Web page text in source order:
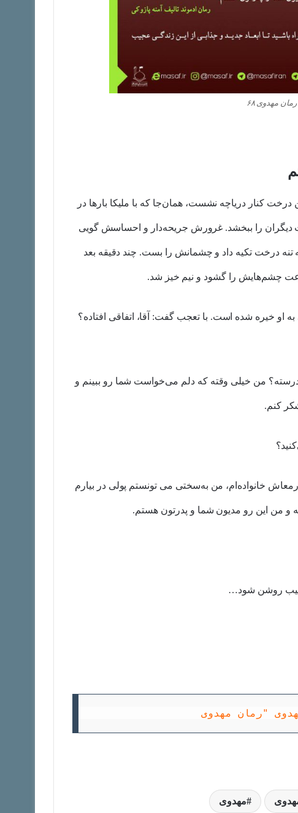
مهدوی ۶۸
کنار دریاچه نشست، همان‌جا که با ملیکا بارها در
دیگران را ببخشد. غرورش جریحه‌دار و احساسش گویی
درخت تکیه داد و چشمانش را بست. چند دقیقه بعد
چشم‌هایش را گشود و نیم خیز شد.
به او خیره شده است. با تعجب گفت: آقا، اتفاقی افتاده؟
درسته؟ من خیلی وقته که دلم می‌خواست شما رو ببینم و
کنم.
خانواده‌ام، من به‌سختی می تونستم پولی در بیارم
و من این‌ رو مدیون شما و پدرتون هستم.
عجیب روشن‌ شود…
مهدوی